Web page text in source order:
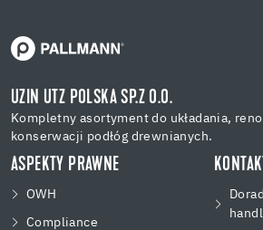
UZIN UTZ POLSKA SP.Z O.O.
Kompletny asortyment do układania,
konserwacji podłóg drewnianych.
ASPEKTY PRAWNE
OWH
Compliance